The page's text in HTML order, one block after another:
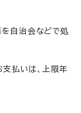
自治会などで処
払いは、上限年